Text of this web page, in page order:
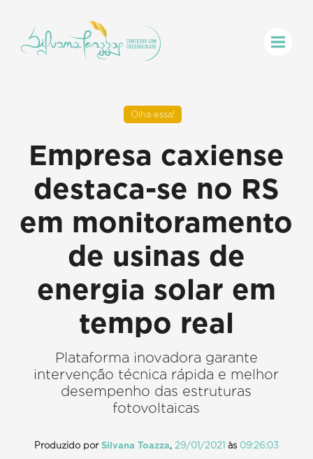
Olha essa!
Empresa caxiense
destaca-se no RS
em monitoramento
de usinas de
energia solar em
tempo real
Plataforma inovadora garante
intervenção técnica rápida e melhor
desempenho das estruturas
fotovoltaicas
Produzido por Silvana Toazza, 29/01/2021às 09:26:03